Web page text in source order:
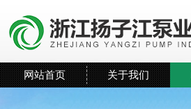
网站首页 关于我们